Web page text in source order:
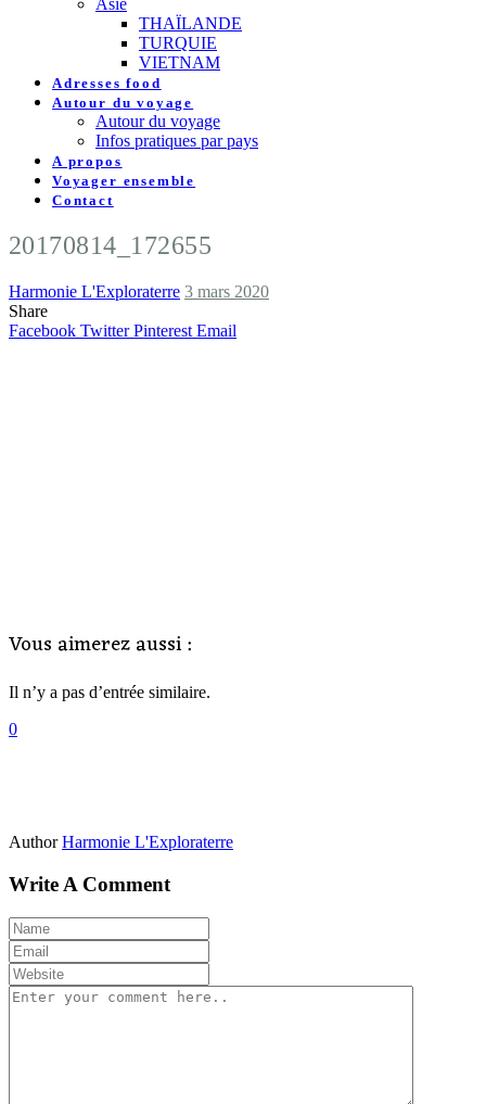
Asie
THAÏLANDE
TURQUIE
VIETNAM
Adresses food
Autour du voyage
Autour du voyage
Infos pratiques par pays
A propos
Voyager ensemble
Contact
20170814_172655
Harmonie L'Exploraterre 3 mars 2020
Share
Facebook Twitter Pinterest Email
Vous aimerez aussi :
Il n’y a pas d’entrée similaire.
0
Author Harmonie L'Exploraterre
Write A Comment